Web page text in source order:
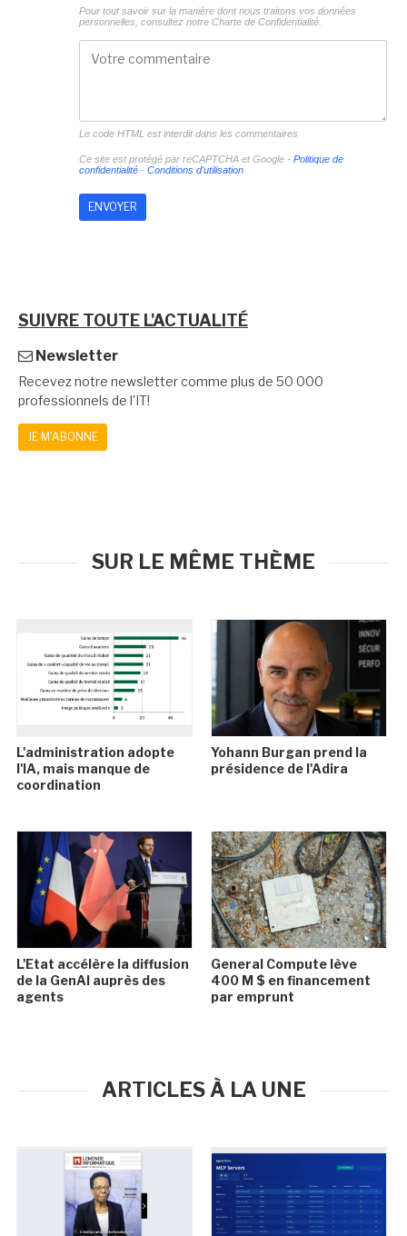
Pour tout savoir sur la manière dont nous traitons vos données
personnelles, consultez notre Charte de Confidentialité.
Le code HTML est interdit dans les commentaires
Ce site est protégé par reCAPTCHA et Google - Politique de
confidentialité- Conditions d'utilisation
SUIVRE TOUTE L'ACTUALITÉ
Newsletter
Recevez notre newsletter comme plus de 50 000
professionnels de l'IT!
JE M'ABONNE
SUR LE MÊME THÈME
L'administration adopte
l'IA, mais manque de
coordination
Yohann Burgan prend la
présidence de l'Adira
L'Etat accélère la diffusion
de la GenAI auprès des
agents
General Compute lève
400 M $ en financement
par emprunt
ARTICLES À LA UNE